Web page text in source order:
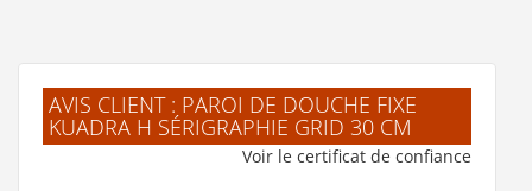
AVIS CLIENT : PAROI DE DOUCHE FIXE
KUADRA H SÉRIGRAPHIE GRID 30 CM
Voir le certificat de confiance